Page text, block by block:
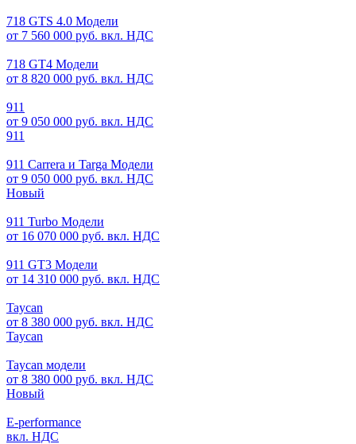
718 GTS 4.0 Модели
от 7 560 000 руб. вкл. НДС
718 GT4 Модели
от 8 820 000 руб. вкл. НДС
911
от 9 050 000 руб. вкл. НДС
911
911 Carrera и Targa Модели
от 9 050 000 руб. вкл. НДС
Новый
911 Turbo Модели
от 16 070 000 руб. вкл. НДС
911 GT3 Модели
от 14 310 000 руб. вкл. НДС
Taycan
от 8 380 000 руб. вкл. НДС
Taycan
Taycan модели
от 8 380 000 руб. вкл. НДС
Новый
E-performance
вкл. НДС